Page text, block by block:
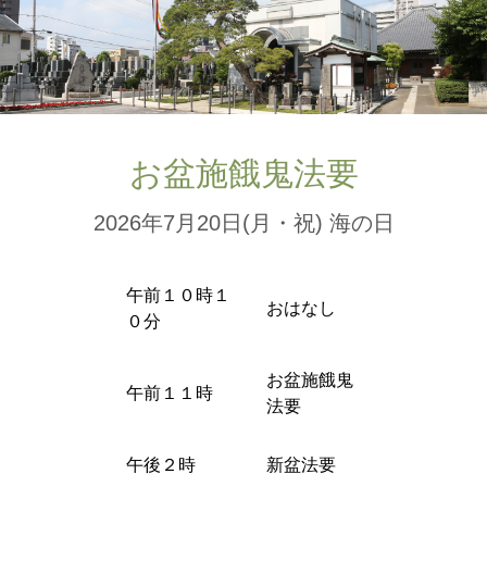
お盆施餓鬼法要
2026年7月20日(月・祝) 海の日
午前１０時１
０分
おはなし
午前１１時
お盆施餓鬼
法要
午後２時 新盆法要